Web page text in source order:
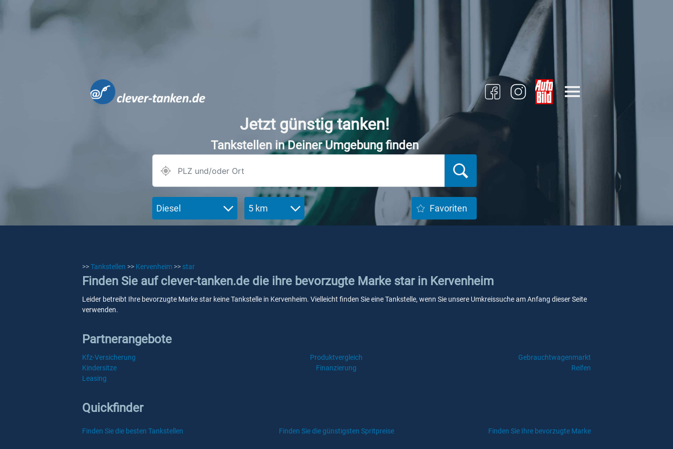
Jetzt günstig tanken!
Tankstellen in Deiner Umgebung finden
Diesel 5 km Favoriten
>>Tankstellen >> Kervenheim >> star
Finden Sie auf clever-tanken.de die ihre bevorzugte Marke star in Kervenheim
Leider betreibt Ihre bevorzugte Marke star keine Tankstelle in Kervenheim. Vielleicht finden Sie eine Tankstelle, wenn Sie unsere Umkreissuche am Anfang dieser Seite
verwenden.
Partnerangebote
Kfz-Versicherung Produktvergleich
Gebrauchtwagenmarkt
Kindersitze
Finanzierung
Reifen
Leasing
Quickfinder
Finden Sie die besten Tankstellen Finden Sie die günstigsten Spritpreise Finden Sie Ihre bevorzugte Marke